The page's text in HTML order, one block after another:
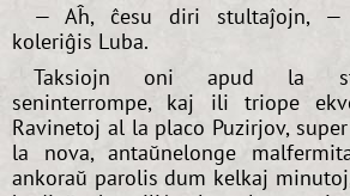
— Aĥ, ĉesu diri stultaĵojn, —
koleriĝis Luba.
Taksiojn oni apud la
seninterrompe, kaj ili triope
Ravinetoj al la placo Puzirjov,
la nova, antaŭnelonge
ankoraŭ parolis dum kelkaj